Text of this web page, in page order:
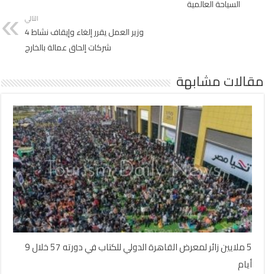
السياحة العالمية
التالي
وزير العمل يقرر إلغاء وإيقاف نشاط 4
شركات إلحاق عمالة بالخارج
مقالات مشابهة
5 ملايين زائر لمعرض القاهرة الدولي للكتاب في دورته 57 خلال 9
أيام